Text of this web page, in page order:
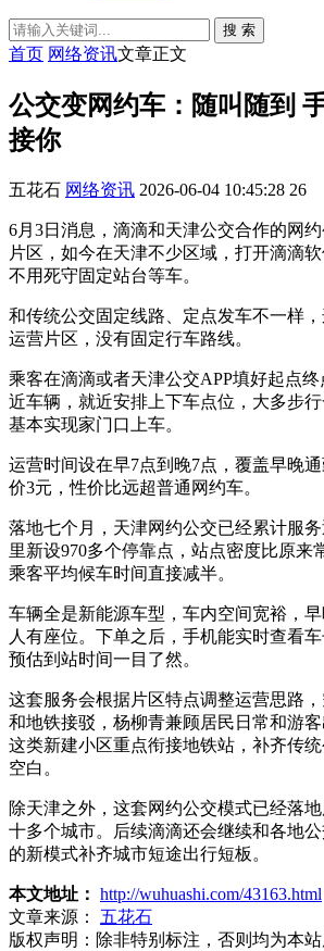
搜 索
首页 网络资讯文章正文
公交变网约车：随叫随到
接你
五花石 网络资讯 2026-06-04 10:45:28 26
6月3日消息，滴滴和天津公交合作的网
片区，如今在天津不少区域，打开滴滴
不用死守固定站台等车。
和传统公交固定线路、定点发车不一样
运营片区，没有固定行车路线。
乘客在滴滴或者天津公交APP填好起点
近车辆，就近安排上下车点位，大多步行
基本实现家门口上车。
运营时间设在早7点到晚7点，覆盖早晚
价3元，性价比远超普通网约车。
落地七个月，天津网约公交已经累计服
里新设970多个停靠点，站点密度比原来
乘客平均候车时间直接减半。
车辆全是新能源车型，车内空间宽裕，
人有座位。下单之后，手机能实时查看
预估到站时间一目了然。
这套服务会根据片区特点调整运营思路
和地铁接驳，杨柳青兼顾居民日常和游
这类新建小区重点衔接地铁站，补齐传
空白。
除天津之外，这套网约公交模式已经落
十多个城市。后续滴滴还会继续和各地
的新模式补齐城市短途出行短板。
本文地址： http://wuhuashi.com/43163.html
文章来源：
五花石
版权声明： 除非特别标注，否则均为本